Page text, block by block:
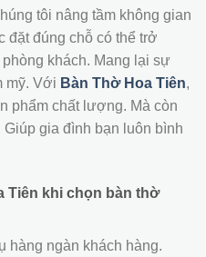
tôi nâng tầm không gian
đặt đúng chỗ có thể trở
khách. Mang lại sự
mỹ. Với Bàn Thờ Hoa Tiên,
phẩm chất lượng. Mà còn
gia đình bạn luôn bình
Tiên khi chọn bàn thờ
hàng ngàn khách hàng.